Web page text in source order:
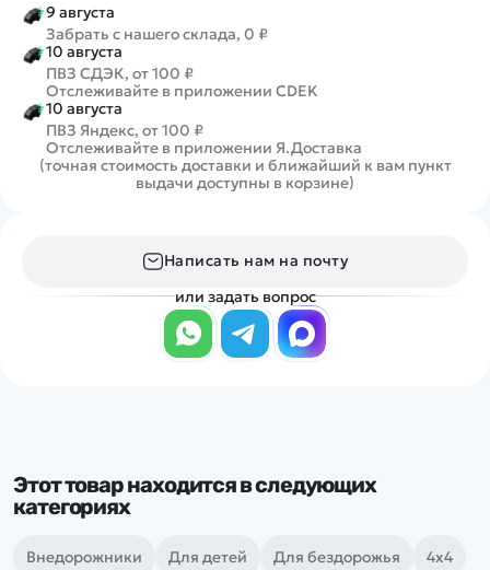
9 августа
Забрать с нашего склада, 0 ₽
10 августа
ПВЗ СДЭК, от 100 ₽
Отслеживайте в приложении CDEK
10 августа
ПВЗ Яндекс, от 100 ₽
Отслеживайте в приложении Я.Доставка
(точная стоимость доставки и ближайший к вам пункт
выдачи доступны в корзине)
Написать нам на почту
или задать вопрос
Этот товар находится в следующих
категориях
Внедорожники Для детей Для бездорожья 4х4